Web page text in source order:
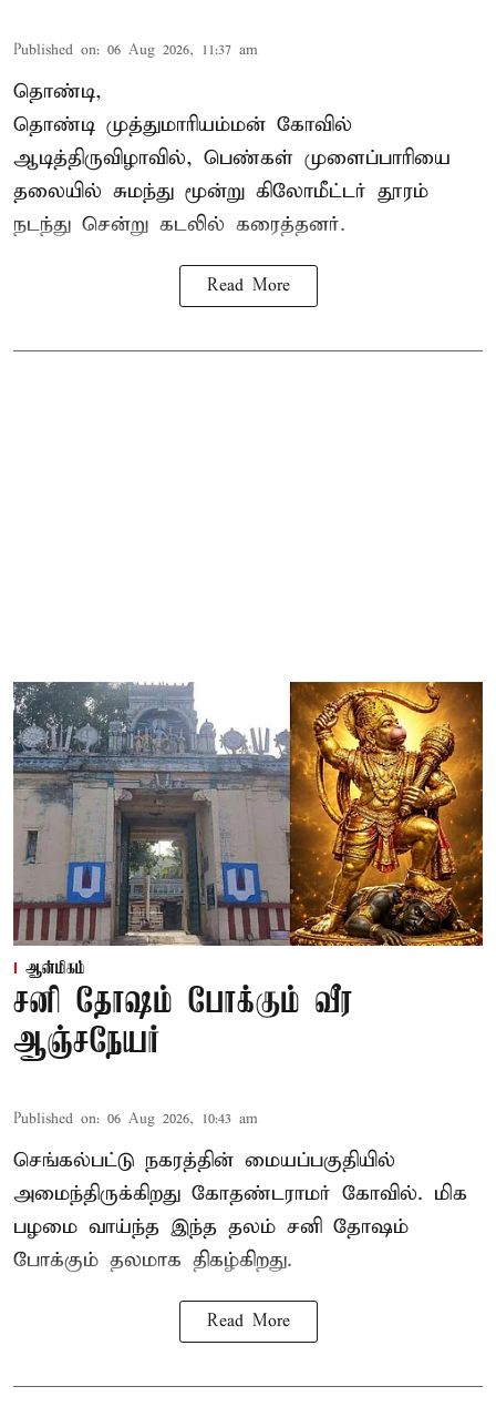
Published on: 06 Aug 2026, 11:37 am
தொண்டி,
தொண்டி முத்துமாரியம்மன் கோவில்
ஆடித்திருவிழாவில், பெண்கள் முளைப்பாரியை
தலையில் சுமந்து மூன்று கிலோமீட்டர் தூரம்
நடந்து சென்று கடலில் கரைத்தனர்.
Read More
ஆன்மிகம்
சனி தோஷம் போக்கும் வீர
ஆஞ்சநேயர்
Published on: 06 Aug 2026, 10:43 am
செங்கல்பட்டு நகரத்தின் மையப்பகுதியில்
அமைந்திருக்கிறது கோதண்டராமர் கோவில். மிக
பழமை வாய்ந்த இந்த தலம் சனி தோஷம்
போக்கும் தலமாக திகழ்கிறது.
Read More